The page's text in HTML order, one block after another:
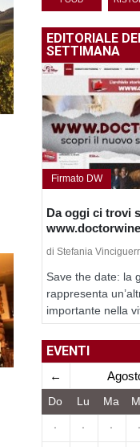
EDITORIALE
SETTIMANA
Firmato DW
Da oggi ci trovi
di Stefania
Save the date: la
rappresenta
importante nella
EVENTI
←
Do Lu Ma
· · · ·